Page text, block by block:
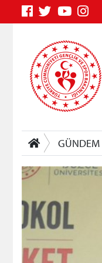
GÜNDEM